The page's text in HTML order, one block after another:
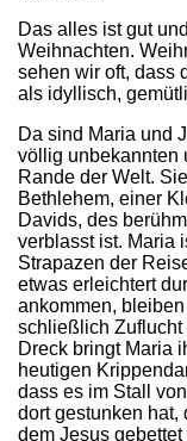
Das alles ist gut
Weihnachten.
sehen wir oft, dass
als idyllisch,
Da sind Maria und
völlig unbekannten
Rande der Welt.
Bethlehem, einer
Davids, des
verblasst ist. Maria
Strapazen der
etwas erleichtert
ankommen,
schließlich Zuflucht
Dreck bringt Maria
heutigen
dass es im Stall
dort gestunken hat,
dem Jesus